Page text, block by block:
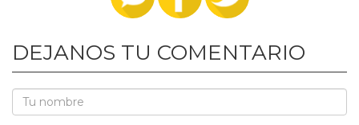
DEJANOS TU COMENTARIO